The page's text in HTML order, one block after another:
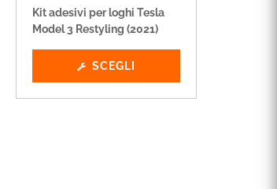
Kit adesivi per loghi Tesla
Model 3 Restyling (2021)
SCEGLI